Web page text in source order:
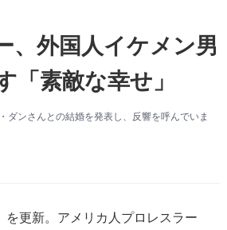
、外国人イケメン男
「素敵な幸せ」
ダンさんとの結婚を発表し、反響を呼んでいま
更新。アメリカ人プロレスラー